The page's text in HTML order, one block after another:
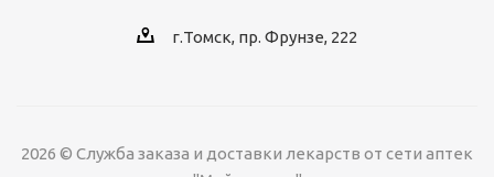
г.Томск, пр. Фрунзе, 222
2026 © Служба заказа и доставки лекарств от сети аптек